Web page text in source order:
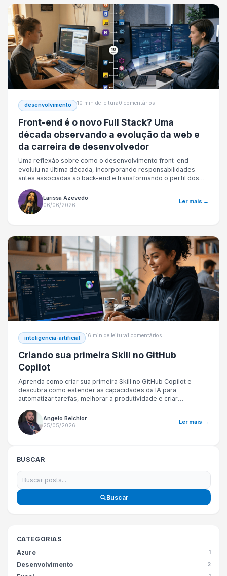
desenvolvimento 10 min de leitura0 comentários
Front-end é o novo Full Stack? Uma
década observando a evolução da web e
da carreira de desenvolvedor
Uma reflexão sobre como o desenvolvimento front-end
evoluiu na última década, incorporando responsabilidades
antes associadas ao back-end e transformando o perfil dos
crescente convergência entre os papéis de front-end e Full
Stack.
Larissa Azevedo
06/06/2026
Ler mais →
inteligencia-artificial 16 min de leitura1 comentários
Criando sua primeira Skill no GitHub
Copilot
Aprenda como criar sua primeira Skill no GitHub Copilot e
descubra como estender as capacidades da IA para
automatizar tarefas, melhorar a produtividade e criar
Angelo Belchior
25/05/2026
Ler mais →
BUSCAR
Buscar
CATEGORIAS
Azure
1
Desenvolvimento 2